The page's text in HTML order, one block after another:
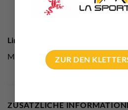
ZUR DEN
Link Tipp
Mehr Infos gibt es auf der Website
ZUSÄTZLICHE